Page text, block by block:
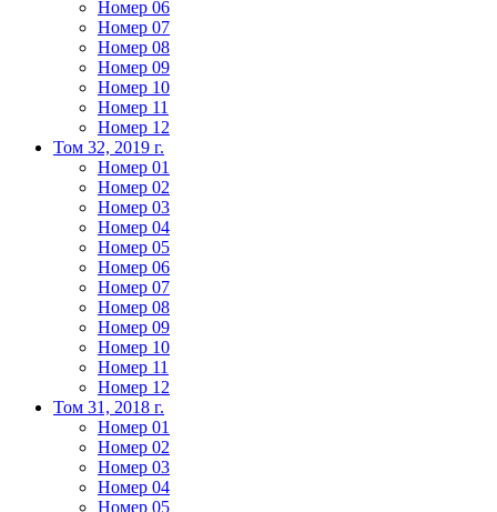
Номер 06
Номер 07
Номер 08
Номер 09
Номер 10
Номер 11
Номер 12
Том 32, 2019 г.
Номер 01
Номер 02
Номер 03
Номер 04
Номер 05
Номер 06
Номер 07
Номер 08
Номер 09
Номер 10
Номер 11
Номер 12
Том 31, 2018 г.
Номер 01
Номер 02
Номер 03
Номер 04
Номер 05